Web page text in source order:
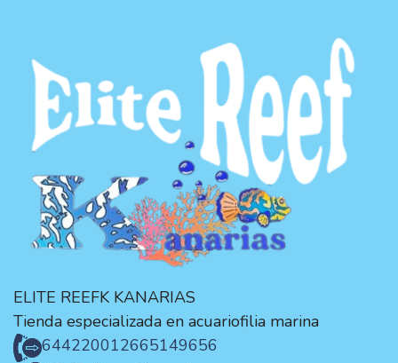
ELITE REEFK KANARIAS
Tienda especializada en acuariofilia marina
644220012665149656